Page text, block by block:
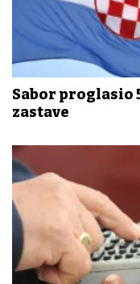
Sabor proglasio
zastave